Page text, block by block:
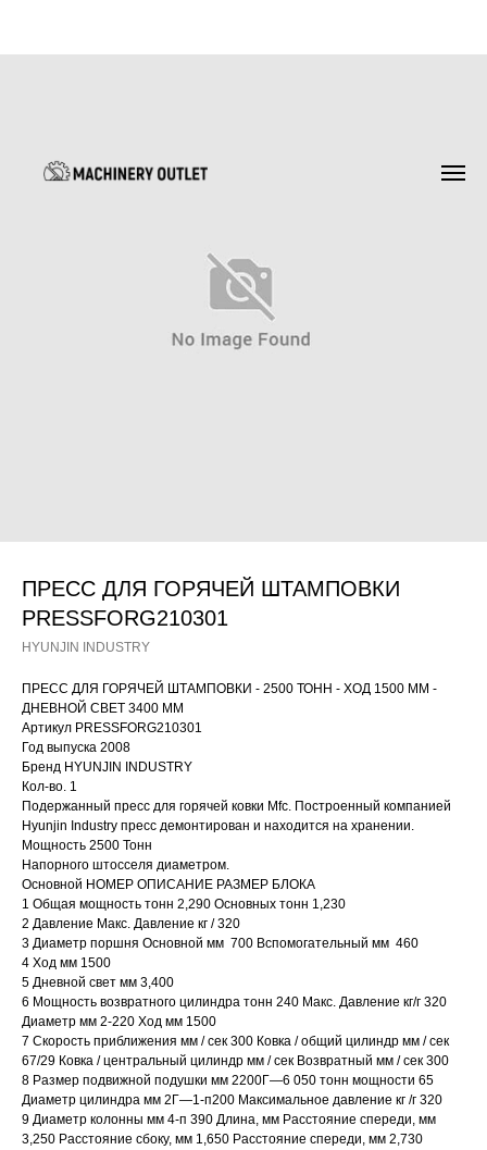
ПРЕСС ДЛЯ ГОРЯЧЕЙ ШТАМПОВКИ
PRESSFORG210301
HYUNJIN INDUSTRY
ПРЕСС ДЛЯ ГОРЯЧЕЙ ШТАМПОВКИ - 2500 ТОНН - ХОД 1500 ММ -
ДНЕВНОЙ СВЕТ 3400 ММ
Артикул PRESSFORG210301
Год выпуска 2008
Бренд HYUNJIN INDUSTRY
Кол-во. 1
Подержанный пресс для горячей ковки Mfc. Построенный компанией
Hyunjin Industry пресс демонтирован и находится на хранении.
Мощность 2500 Тонн
Напорного штосселя диаметром.
Основной НОМЕР ОПИСАНИЕ РАЗМЕР БЛОКА
1 Общая мощность тонн 2,290 Основных тонн 1,230
2 Давление Макс. Давление кг / 320
3 Диаметр поршня Основной мм 700 Вспомогательный мм 460
4 Ход мм 1500
5 Дневной свет мм 3,400
6 Мощность возвратного цилиндра тонн 240 Макс. Давление кг/г 320
Диаметр мм 2-220 Ход мм 1500
7 Скорость приближения мм / сек 300 Ковка / общий цилиндр мм / сек
67/29 Ковка / центральный цилиндр мм / сек Возвратный мм / сек 300
8 Размер подвижной подушки мм 2200Г—6 050 тонн мощности 65
Диаметр цилиндра мм 2Г—1-п200 Максимальное давление кг /г 320
9 Диаметр колонны мм 4-п 390 Длина, мм Расстояние спереди, мм
3,250 Расстояние сбоку, мм 1,650 Расстояние спереди, мм 2,730